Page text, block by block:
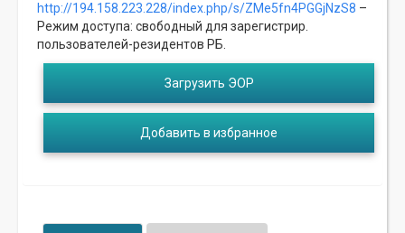
http://194.158.223.228/index.php/s/ZMe5fn4PGGjNzS8 –
Режим доступа: свободный для зарегистрир.
пользователей-резидентов РБ.
Загрузить ЭОР
Добавить в избранное